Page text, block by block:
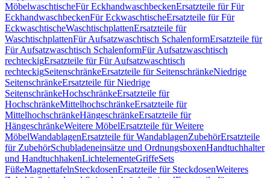
MöbelwaschtischeFür EckhandwaschbeckenErsatzteile für Für
EckhandwaschbeckenFür EckwaschtischeErsatzteile für Für
EckwaschtischeWaschtischplattenErsatzteile für
WaschtischplattenFür Aufsatzwaschtisch SchalenformErsatzteile für
Für Aufsatzwaschtisch SchalenformFür Aufsatzwaschtisch
rechteckigErsatzteile für Für Aufsatzwaschtisch
rechteckigSeitenschränkeErsatzteile für SeitenschränkeNiedrige
SeitenschränkeErsatzteile für Niedrige
SeitenschränkeHochschränkeErsatzteile für
HochschränkeMittelhochschränkeErsatzteile für
MittelhochschränkeHängeschränkeErsatzteile für
HängeschränkeWeitere MöbelErsatzteile für Weitere
MöbelWandablagenErsatzteile für WandablagenZubehörErsatzteile
für ZubehörSchubladeneinsätze und OrdnungsboxenHandtuchhalter
und HandtuchhakenLichtelementeGriffeSets
FüßeMagnettafelnSteckdosenErsatzteile für SteckdosenWeiteres